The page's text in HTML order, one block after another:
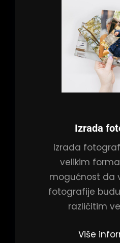
Izrada
Izrada
velikim
mogućnost da
fotografije
različitim
Više